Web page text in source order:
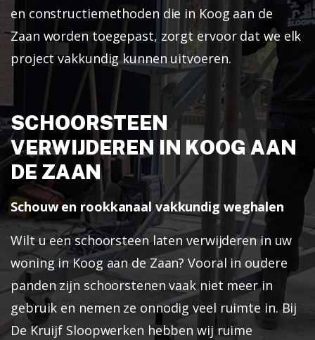
en constructiemethoden die in Koog aan de
Zaan worden toegepast, zorgt ervoor dat we elk
project vakkundig kunnen uitvoeren.
SCHOORSTEEN
VERWIJDEREN IN KOOG AAN
DE ZAAN
Schouw en rookkanaal vakkundig weghalen
Wilt u een schoorsteen laten verwijderen in uw
woning in Koog aan de Zaan? Vooral in oudere
panden zijn schoorstenen vaak niet meer in
gebruik en nemen ze onnodig veel ruimte in. Bij
De Kruijf Sloopwerken hebben wij ruime